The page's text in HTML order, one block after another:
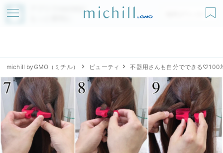
アプリでmichillが
無料ダウンロード
michill byGMO（ミチル） ビューティ 不器用さんも自分でできる♡100